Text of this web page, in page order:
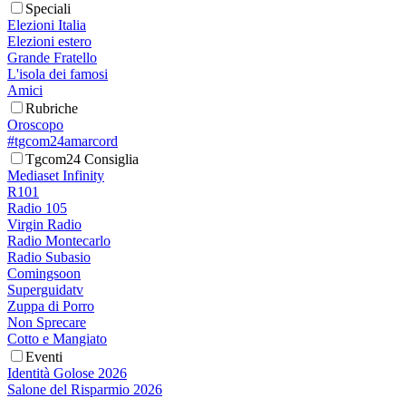
Speciali
Elezioni Italia
Elezioni estero
Grande Fratello
L'isola dei famosi
Amici
Rubriche
Oroscopo
#tgcom24amarcord
Tgcom24 Consiglia
Mediaset Infinity
R101
Radio 105
Virgin Radio
Radio Montecarlo
Radio Subasio
Comingsoon
Superguidatv
Zuppa di Porro
Non Sprecare
Cotto e Mangiato
Eventi
Identità Golose 2026
Salone del Risparmio 2026